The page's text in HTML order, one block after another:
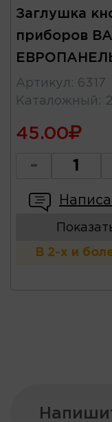
Заглушка
приборов
Артикул : 6317
Каталожный :
45.00
-
В 2-х и